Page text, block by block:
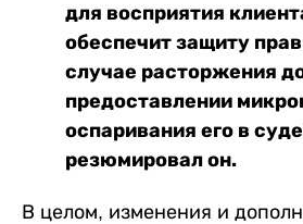
для восприятия
обеспечит защиту
случае расторжения
предоставлении
оспаривания его в
резюмировал он.
В целом, изменения и